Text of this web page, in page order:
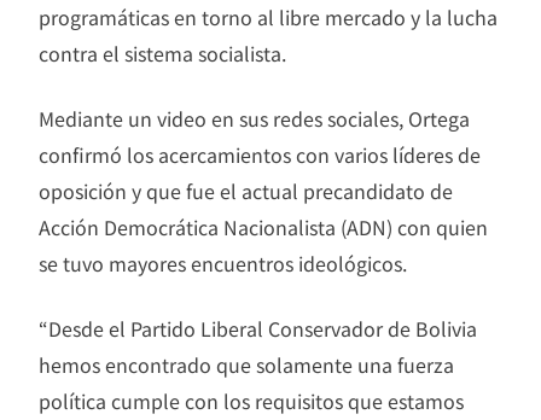
programáticas en torno al libre mercado y la lucha
contra el sistema socialista.
Mediante un video en sus redes sociales, Ortega
confirmó los acercamientos con varios líderes de
oposición y que fue el actual precandidato de
Acción Democrática Nacionalista (ADN) con quien
se tuvo mayores encuentros ideológicos.
“Desde el Partido Liberal Conservador de Bolivia
hemos encontrado que solamente una fuerza
política cumple con los requisitos que estamos